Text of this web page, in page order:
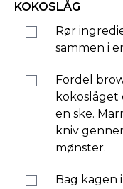
KOKOSLÅG
Rør
sammen i
Fordel
kokoslåget
en ske.
kniv
mønster.
Bag kagen